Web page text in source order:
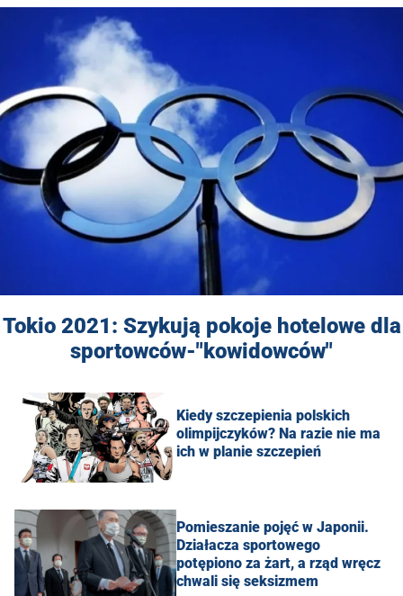
Tokio 2021: Szykują pokoje hotelowe dla
sportowców-"kowidowców"
Kiedy szczepienia polskich
olimpijczyków? Na razie nie ma
ich w planie szczepień
Pomieszanie pojęć w Japonii.
Działacza sportowego
potępiono za żart, a rząd wręcz
chwali się seksizmem